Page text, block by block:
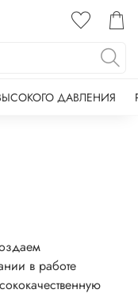
ДАВЛЕНИЯ
в работе